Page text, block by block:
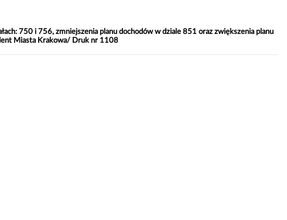
750 i 756, zmniejszenia planu dochodów w dziale 851 oraz zwiększenia planu
Miasta Krakowa/ Druk nr 1108